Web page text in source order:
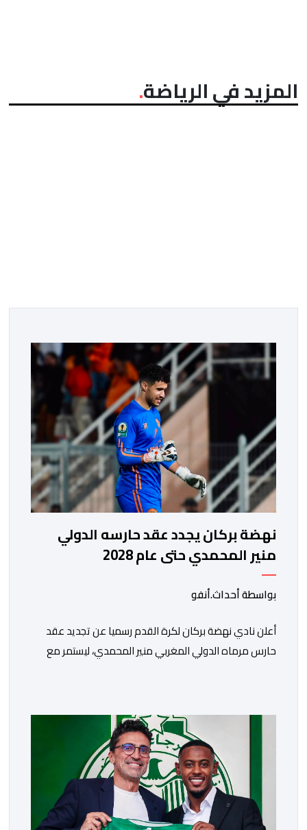
المزيد في الرياضة
نهضة بركان يجدد عقد حارسه الدولي
منير المحمدي حتى عام 2028
بواسطة أحداث.أنفو
​أعلن نادي نهضة بركان لكرة القدم رسميا عن تجديد عقد
حارس مرماه الدولي المغربي منير المحمدي، ليستمر مع
الاجتماعي، مصحوبا بعبارة “الرحلة مستمرة”، في إشارة إلى
رغبة الإدارة في الحفاظ على ركائز الفريق والتعزيز من
استقراره الفني […]